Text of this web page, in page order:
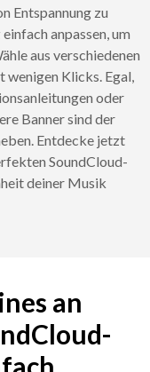
Entspannung zu
anpassen, um
aus verschiedenen
wenigen Klicks. Egal,
oder
Banner sind der
Entdecke jetzt
SoundCloud-
deiner Musik
an